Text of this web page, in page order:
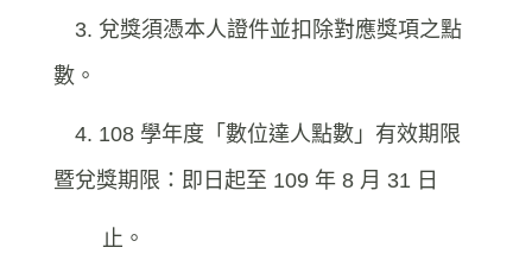
3. 兌獎須憑本人證件並扣除對應獎項之點
數。
4. 108 學年度「數位達人點數」有效期限
暨兌獎期限：即日起至 109 年 8 月 31 日
止。